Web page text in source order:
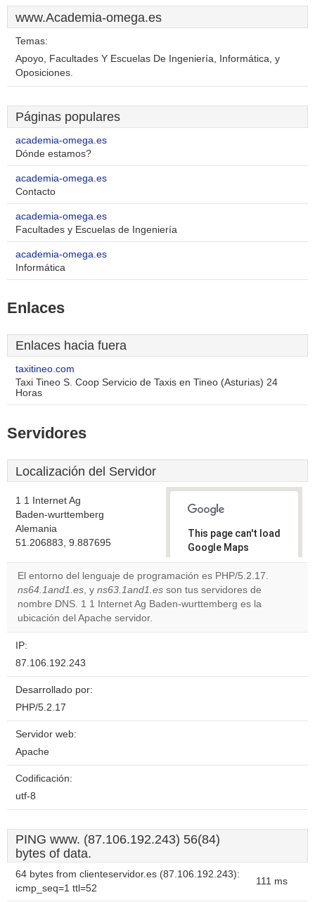
www.Academia-omega.es
Temas:
Apoyo, Facultades Y Escuelas De Ingeniería, Informática, y
Oposiciones.
Páginas populares
academia-omega.es
Dónde estamos?
academia-omega.es
Contacto
academia-omega.es
Facultades y Escuelas de Ingeniería
academia-omega.es
Informática
Enlaces
Enlaces hacia fuera
taxitineo.com
Taxi Tineo S. Coop Servicio de Taxis en Tineo (Asturias) 24
Horas
Servidores
Localización del Servidor
1 1 Internet Ag
Baden-wurttemberg
Alemania
51.206883, 9.887695
This page can't load
Google Maps
correctly.
Do you
own this
El entorno del lenguaje de programación es PHP/5.2.17.
ns64.1and1.es, y ns63.1and1.es son tus servidores de
nombre DNS. 1 1 Internet Ag Baden-wurttemberg es la
ubicación del Apache servidor.
IP:
87.106.192.243
Desarrollado por:
PHP/5.2.17
Servidor web:
Apache
Codificación:
utf-8
PING www. (87.106.192.243) 56(84)
bytes of data.
64 bytes from clienteservidor.es (87.106.192.243):
icmp_seq=1 ttl=52
111 ms